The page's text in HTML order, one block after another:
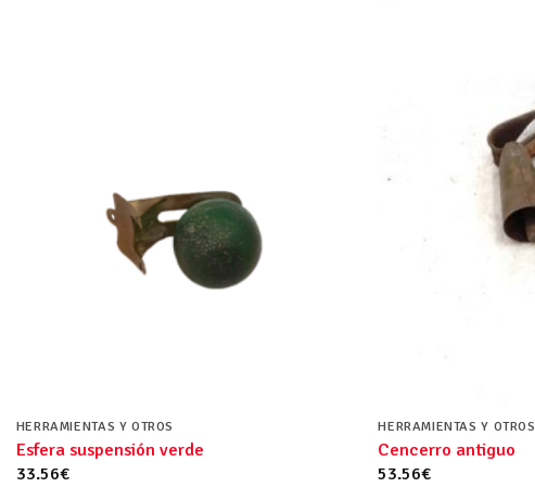
HERRAMIENTAS Y OTROS
Esfera suspensión verde
33.56€
HERRAMIENTAS Y OTROS
Cencerro antiguo
53.56€